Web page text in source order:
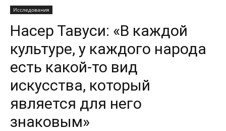
Исследования
Насер Тавуси: «В каждой
культуре, у каждого народа
есть какой-то вид
искусства, который
является для него
знаковым»